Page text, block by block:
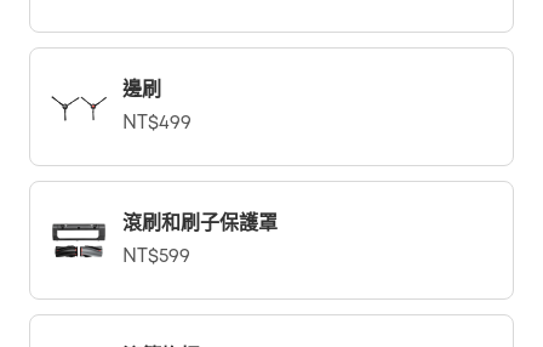
邊刷
NT$499
滾刷和刷子保護罩
NT$599